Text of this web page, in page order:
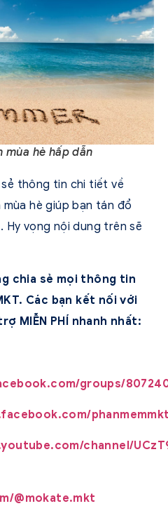
mùa hè hấp dẫn
sẻ thông tin chi tiết về
hè giúp bạn tán đổ
Hy vọng nội dung trên sẽ
chia sẻ mọi thông tin
Các bạn kết nối với
MIỄN PHÍ nhanh nhất:
groups/
channel/
@mokate.mkt